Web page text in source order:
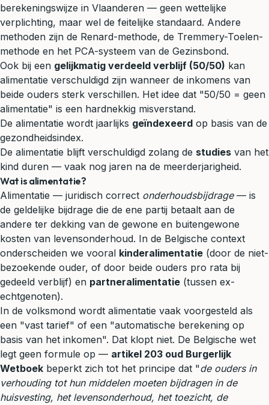
berekeningswijze in Vlaanderen — geen wettelijke
verplichting, maar wel de feitelijke standaard. Andere
methoden zijn de Renard-methode, de Tremmery-Toelen-
methode en het PCA-systeem van de Gezinsbond.
Ook bij een gelijkmatig verdeeld verblijf (50/50) kan
alimentatie verschuldigd zijn wanneer de inkomens van
beide ouders sterk verschillen. Het idee dat "50/50 = geen
alimentatie" is een hardnekkig misverstand.
De alimentatie wordt jaarlijks geïndexeerd op basis van de
gezondheidsindex.
De alimentatie blijft verschuldigd zolang de studies van het
kind duren — vaak nog jaren na de meerderjarigheid.
Wat is alimentatie?
Alimentatie — juridisch correct onderhoudsbijdrage— is
de geldelijke bijdrage die de ene partij betaalt aan de
andere ter dekking van de gewone en buitengewone
kosten van levensonderhoud. In de Belgische context
onderscheiden we vooral kinderalimentatie (door de niet-
bezoekende ouder, of door beide ouders pro rata bij
gedeeld verblijf) en partneralimentatie (tussen ex-
echtgenoten).
In de volksmond wordt alimentatie vaak voorgesteld als
een "vast tarief" of een "automatische berekening op
basis van het inkomen". Dat klopt niet. De Belgische wet
legt geen formule op — artikel 203 oud Burgerlijk
Wetboek beperkt zich tot het principe dat "de ouders in
verhouding tot hun middelen moeten bijdragen in de
huisvesting, het levensonderhoud, het toezicht, de